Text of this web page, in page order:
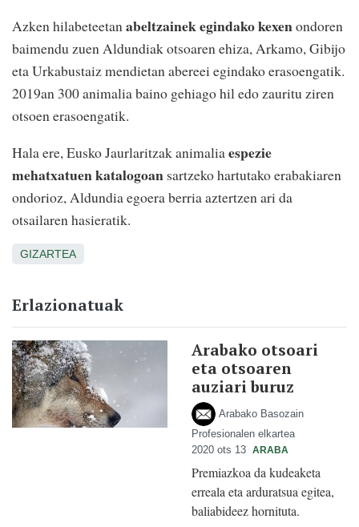
Azken hilabeteetanabeltzainek egindako kexenondoren
baimendu zuen Aldundiak otsoaren ehiza, Arkamo, Gibijo
eta Urkabustaiz mendietan abereei egindako erasoengatik.
2019an 300 animalia baino gehiago hil edo zauritu ziren
otsoen erasoengatik.
Hala ere, Eusko Jaurlaritzak animaliaespezie
mehatxatuen katalogoan sartzeko hartutako erabakiaren
ondorioz, Aldundia egoera berria aztertzen ari da
otsailaren hasieratik.
GIZARTEA
Erlazionatuak
Arabako otsoari
eta otsoaren
auziari buruz
Arabako Basozain
Profesionalen elkartea
2020 ots 13 ARABA
Premiazkoa da kudeaketa
erreala eta arduratsua egitea,
baliabideez hornituta.